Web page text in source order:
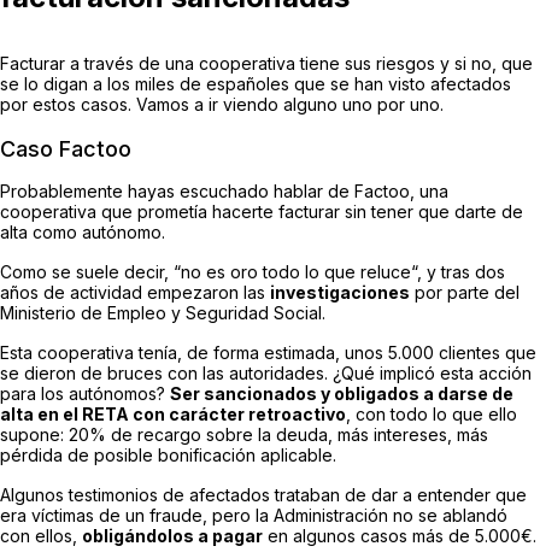
Facturar a través de una cooperativa tiene sus riesgos y si no, que
se lo digan a los miles de españoles que se han visto afectados
por estos casos. Vamos a ir viendo alguno uno por uno.
Caso Factoo
Probablemente hayas escuchado hablar de Factoo, una
cooperativa que prometía hacerte facturar sin tener que darte de
alta como autónomo.
Como se suele decir, “no es oro todo lo que reluce“, y tras dos
años de actividad empezaron las investigaciones por parte del
Ministerio de Empleo y Seguridad Social.
Esta cooperativa tenía, de forma estimada, unos 5.000 clientes que
se dieron de bruces con las autoridades. ¿Qué implicó esta acción
para los autónomos? Ser sancionados y obligados a darse de
alta en el RETA con carácter retroactivo , con todo lo que ello
supone: 20% de recargo sobre la deuda, más intereses, más
pérdida de posible bonificación aplicable.
Algunos testimonios de afectados trataban de dar a entender que
era víctimas de un fraude, pero la Administración no se ablandó
con ellos, obligándolos a pagar en algunos casos más de 5.000€.